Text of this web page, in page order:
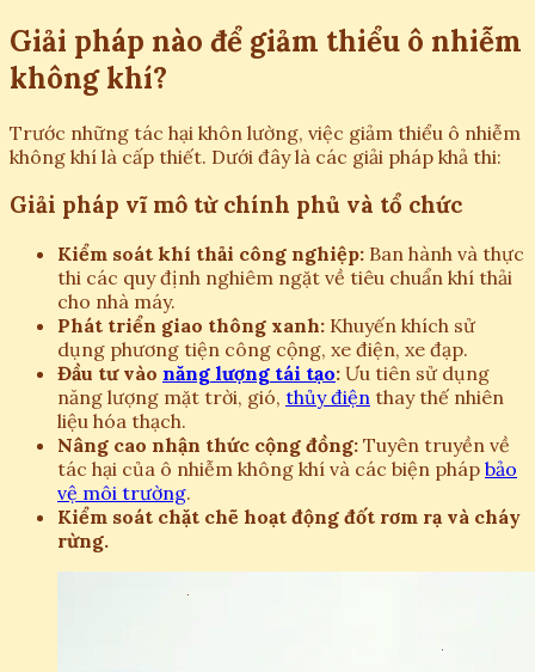
Giải pháp nào để giảm thiểu ô nhiễm
không khí?
Trước những tác hại khôn lường, việc giảm thiểu ô nhiễm
không khí là cấp thiết. Dưới đây là các giải pháp khả thi:
Giải pháp vĩ mô từ chính phủ và tổ chức
Kiểm soát khí thải công nghiệp: Ban hành và thực
thi các quy định nghiêm ngặt về tiêu chuẩn khí thải
cho nhà máy.
Phát triển giao thông xanh: Khuyến khích sử
dụng phương tiện công cộng, xe điện, xe đạp.
Đầu tư vào năng lượng tái tạo: Ưu tiên sử dụng
năng lượng mặt trời, gió, thủy điện thay thế nhiên
liệu hóa thạch.
Nâng cao nhận thức cộng đồng: Tuyên truyền về
tác hại của ô nhiễm không khí và các biện pháp bảo
vệ môi trường.
Kiểm soát chặt chẽ hoạt động đốt rơm rạ và cháy
rừng.